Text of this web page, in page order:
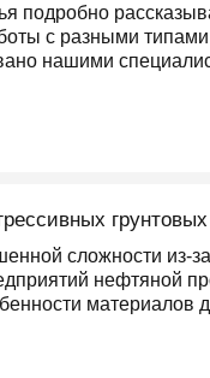
подробно
с разными
нашими
сложности из-
нефтяной
материалов